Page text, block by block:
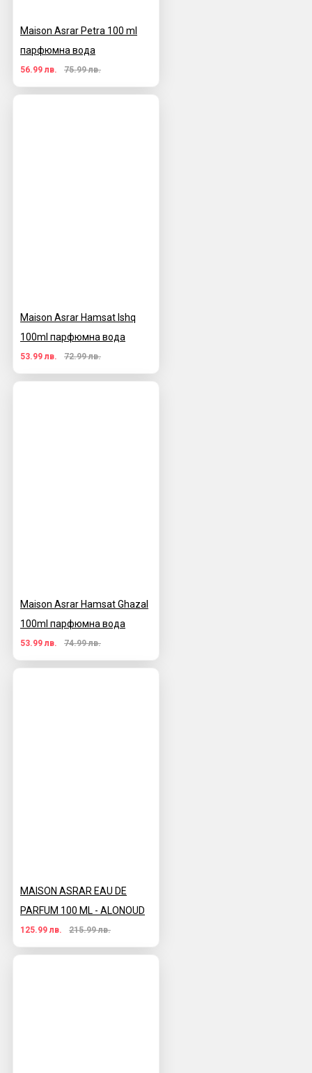
Maison Asrar Petra 100 ml
парфюмна вода
56.99 лв. 75.99 лв.
Maison Asrar Hamsat Ishq
100ml парфюмна вода
53.99 лв. 72.99 лв.
Maison Asrar Hamsat Ghazal
100ml парфюмна вода
53.99 лв. 74.99 лв.
MAISON ASRAR EAU DE
PARFUM 100 ML - ALONOUD
125.99 лв. 215.99 лв.